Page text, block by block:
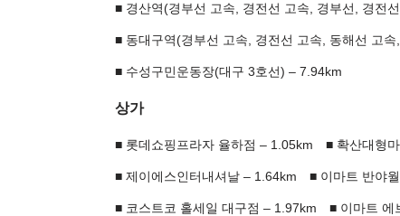
경산역(경부선 고속, 경전선 고속, 경부선, 경전
동대구역(경부선 고속, 경전선 고속, 동해선 고
수성구민운동장(대구 3호선) – 7.94km
상가
롯데쇼핑프라자 율하점 – 1.05km 확산대형
제이에스인터내셔날 – 1.64km 이마트 반야
코스트코 홀세일 대구점 – 1.97km 이마트 에